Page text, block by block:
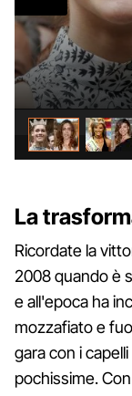
La
Ricordate la
2008 quando è
e all'epoca ha
mozzafiato e
gara con i
pochissime.